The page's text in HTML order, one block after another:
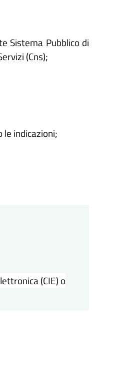
Sistema Pubblico di
(Cns);
le indicazioni;
(CIE) o